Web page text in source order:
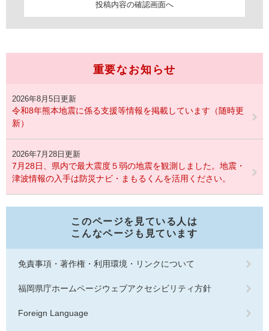
重要なお知らせ
2026年8月5日更新
令和8年熊本地震に係る支援等情報を掲載しています（随時更
新）
2026年7月28日更新
7月28日、県内で最大震度５弱の地震を観測しました。地震・
津波情報の入手は防災ナビ・まもるくんを活用ください。
このページを見ている人は
こんなページも見ています
免責事項・著作権・利用環境・リンクについて
福岡県庁ホームページウェブアクセシビリティ方針
Foreign Language